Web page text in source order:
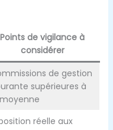
Points de vigilance à
considérer
de gestion
supérieures à
réelle aux